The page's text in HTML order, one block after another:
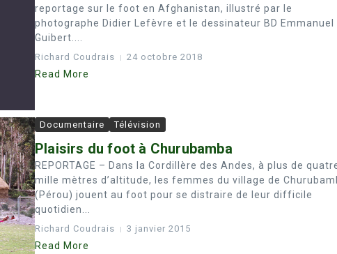
reportage sur le foot en Afghanistan, illustré par le
photographe Didier Lefèvre et le dessinateur BD Emmanuel
Guibert....
Richard Coudrais 24 octobre 2018
Read More
Documentaire Télévision
Plaisirs du foot à Churubamba
REPORTAGE – Dans la Cordillère des Andes, à plus de
mille mètres d’altitude, les femmes du village de
(Pérou) jouent au foot pour se distraire de leur difficile
quotidien...
Richard Coudrais 3 janvier 2015
Read More